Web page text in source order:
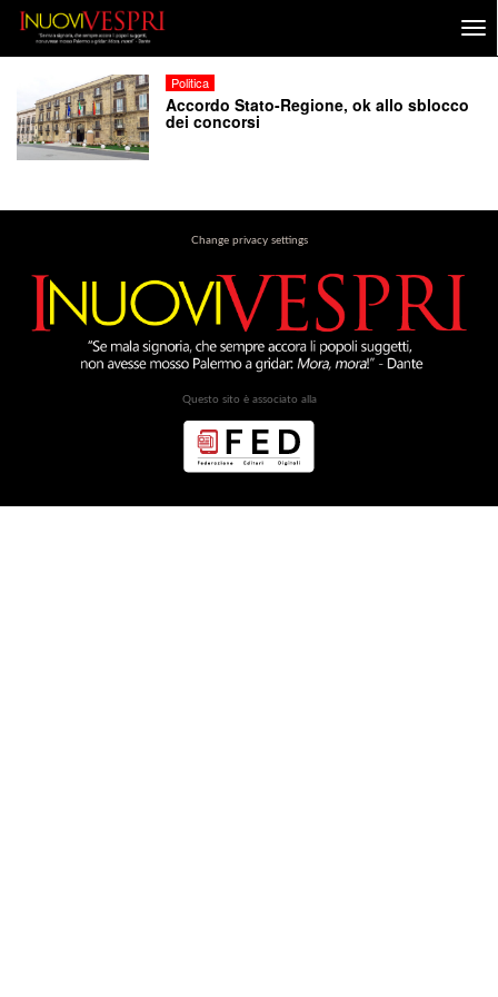
Politica
Accordo Stato-Regione, ok allo sblocco
dei concorsi
Change privacy settings
Questo sito è associato alla